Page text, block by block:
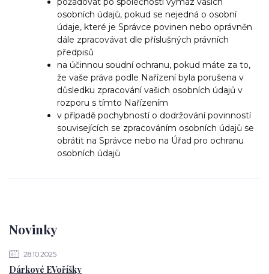
Novinky
28.10.2025
Dárkové EVoříšky
osobních údajů, pokud se nejedná o osobní
údaje, které je Správce povinen nebo oprávněn
dále zpracovávat dle příslušných právních
předpisů
na účinnou soudní ochranu, pokud máte za to,
že vaše práva podle Nařízení byla porušena v
důsledku zpracování vašich osobních údajů v
rozporu s tímto Nařízením
v případě pochybností o dodržování povinností
souvisejících se zpracováním osobních údajů se
obrátit na Správce nebo na Úřad pro ochranu
osobních údajů